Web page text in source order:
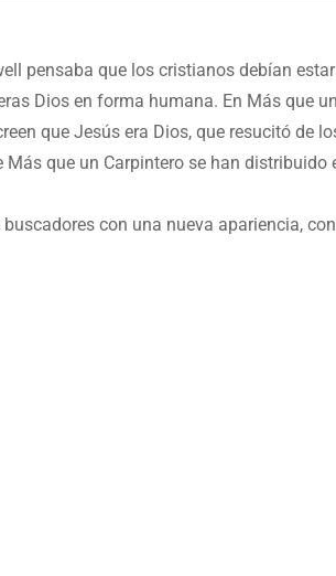
pensaba que los cristianos debían
Dios en forma humana. En Más que
que Jesús era Dios, que resucitó de
que un Carpintero se han distribuido
con una nueva apariencia,